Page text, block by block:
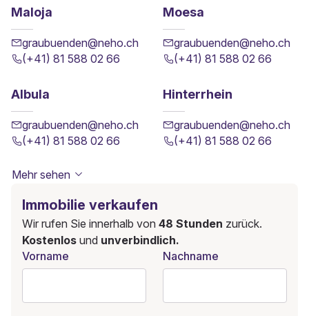
Maloja
graubuenden@neho.ch
(+41) 81 588 02 66
Moesa
graubuenden@neho.ch
(+41) 81 588 02 66
Albula
graubuenden@neho.ch
(+41) 81 588 02 66
Hinterrhein
graubuenden@neho.ch
(+41) 81 588 02 66
Mehr sehen
Immobilie verkaufen
Wir rufen Sie innerhalb von 48 Stunden zurück.
Kostenlos und unverbindlich.
Vorname
Nachname